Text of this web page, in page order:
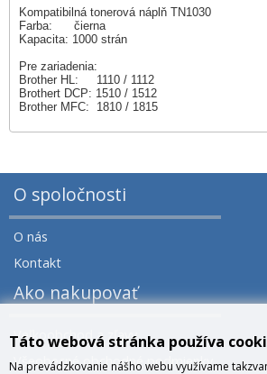
Kompatibilná tonerová náplň TN1030
Farba: čierna
Kapacita: 1000 strán
Pre zariadenia:
Brother HL: 1110 / 1112
Brothert DCP: 1510 / 1512
Brother MFC: 1810 / 1815
O spoločnosti
O nás
Kontakt
Ako nakupovať
Veľkoobchod a zľavy
Všeobecné obchodné podmienky
Táto webová stránka používa
Na prevádzkovanie nášho webu využívame